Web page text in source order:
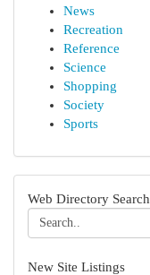
News
Recreation
Reference
Science
Shopping
Society
Sports
Web Directory Search
New Site Listings